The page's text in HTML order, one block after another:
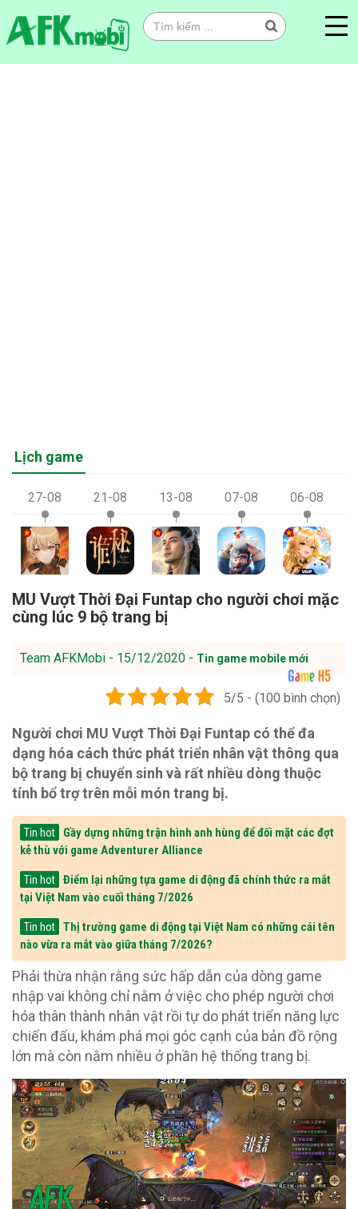
Lịch game
27-08 21-08 13-08 07-08 06-08
MU Vượt Thời Đại Funtap cho người chơi mặc
cùng lúc 9 bộ trang bị
Team AFKMobi - 15/12/2020 - Tin game mobile mới
5/5 - (100 bình chọn)
Người chơi MU Vượt Thời Đại Funtap có thể đa
dạng hóa cách thức phát triển nhân vật thông qua
bộ trang bị chuyển sinh và rất nhiều dòng thuộc
tính bổ trợ trên mỗi món trang bị.
Tin hot
Gầy dựng những trận hình anh hùng để đối mặt các đợt
kẻ thù với game Adventurer Alliance
Tin hot
Điểm lại những tựa game di động đã chính thức ra mắt
tại Việt Nam vào cuối tháng 7/2026
Tin hot
Thị trường game di động tại Việt Nam có những cái tên
nào vừa ra mắt vào giữa tháng 7/2026?
Phải thừa nhận rằng sức hấp dẫn của dòng game
nhập vai không chỉ nằm ở việc cho phép người chơi
hóa thân thành nhân vật rồi tự do phát triển năng lực
chiến đấu, khám phá mọi góc cạnh của bản đồ rộng
lớn mà còn nằm nhiều ở phần hệ thống trang bị.